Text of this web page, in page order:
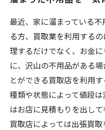
最近、家に溜まっている
る方、買取業を利用する
理するだけでなく、お金
に、沢山の不用品がある
とができる買取店を利用
種類や状態によって値段
はお店に見積もりを出して
買取店によっては出張買